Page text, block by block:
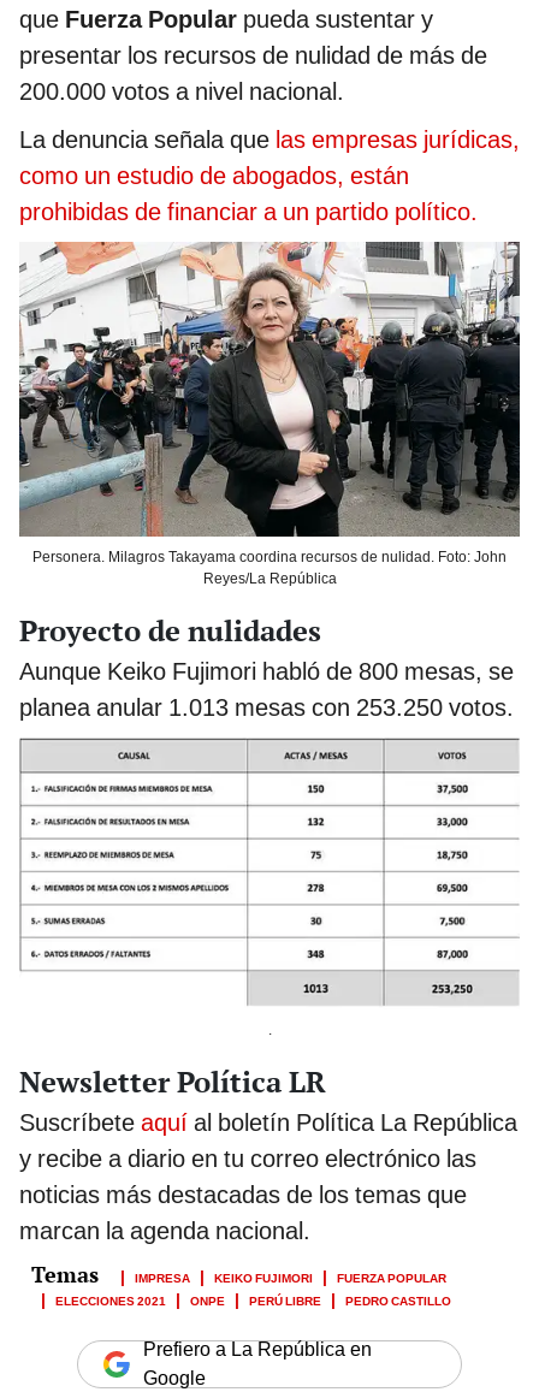
que Fuerza Popular pueda sustentar y
presentar los recursos de nulidad de más de
200.000 votos a nivel nacional.
La denuncia señala que las empresas jurídicas,
como un estudio de abogados, están
prohibidas de financiar a un partido político.
Personera. Milagros Takayama coordina recursos de nulidad. Foto: John
Reyes/La República
Proyecto de nulidades
Aunque Keiko Fujimori habló de 800 mesas, se
planea anular 1.013 mesas con 253.250 votos.
.
Newsletter Política LR
Suscríbete aquí al boletín Política La República
y recibe a diario en tu correo electrónico las
noticias más destacadas de los temas que
marcan la agenda nacional.
IMPRESA KEIKO FUJIMORI
FUERZA POPULAR
ELECCIONES 2021
ONPE PERÚ LIBRE PEDRO CASTILLO
Prefiero a La República en
Google